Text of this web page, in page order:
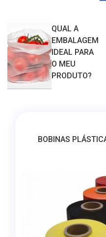
QUAL A
EMBALAGEM
IDEAL PARA
O MEU
PRODUTO?
BOBINAS